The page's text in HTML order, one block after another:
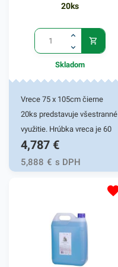
Čistiaci prostriedok má
hmotnosť 400g. V našej
širokej ponuke nájdete
20ks
Skladom
Vrece 75 x 105cm čierne
20ks predstavuje všestranné
využitie. Hrúbka vreca je 60
mikrónov. Tieto univerzálne
vrecia sú vysoko flexibilné a
odolné. Vďaka elastickému
materiálu ľahko prispôsobia
a to bez pretrhnutia.
Praktické vrecia do košov či
zberných nádob.
Zabezpečujú komfort a
4,787 €
5,888 € s DPH